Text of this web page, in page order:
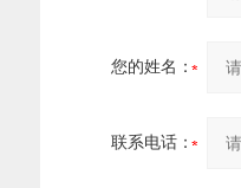
您的姓名：
联系电话：